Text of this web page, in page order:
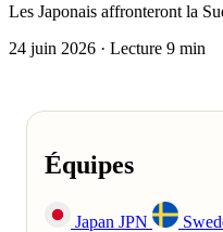
Les Japonais affronteront la
24 juin 2026 · Lecture 9 min
Équipes
Japan JPN